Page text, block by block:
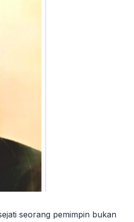
seorang pemimpin bukan